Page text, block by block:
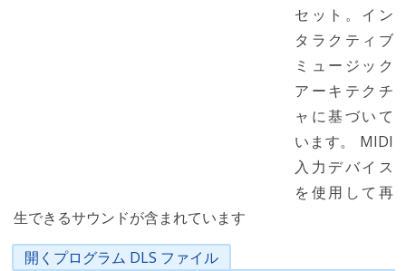
セット。イン
タラクティブ
ミュージック
アーキテクチ
ャに基づいて
います。 MIDI
入力デバイス
を使用して再
生できるサウンドが含まれています
開くプログラム DLS ファイル